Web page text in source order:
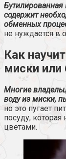
Бутилированная
содержит
обменных
не нуждается в
Как
миски или
Многие
воду из миски,
но это пугает
посуду,
цветами.